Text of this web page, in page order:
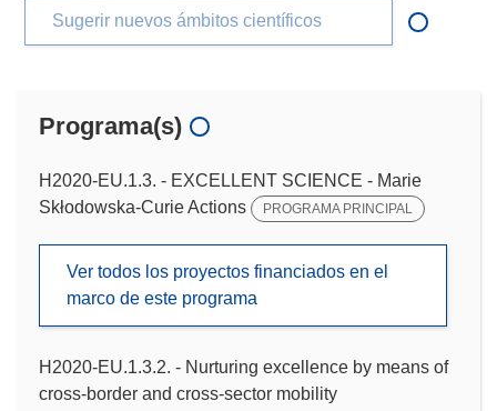
Sugerir nuevos ámbitos científicos
Programa(s)
H2020-EU.1.3. - EXCELLENT SCIENCE - Marie
Skłodowska-Curie Actions
PROGRAMA PRINCIPAL
Ver todos los proyectos financiados en el
marco de este programa
H2020-EU.1.3.2. - Nurturing excellence by means of
cross-border and cross-sector mobility